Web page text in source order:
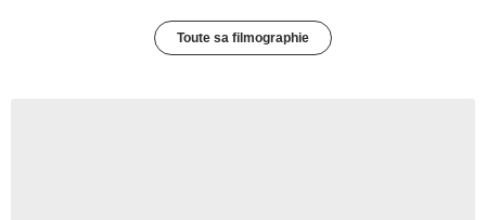
Toute sa filmographie